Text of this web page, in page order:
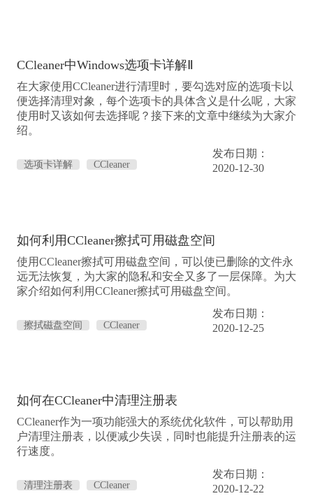
CCleaner中Windows选项卡详解Ⅱ
在大家使用CCleaner进行清理时，要勾选对应的选项卡以
便选择清理对象，每个选项卡的具体含义是什么呢，大家
使用时又该如何去选择呢？接下来的文章中继续为大家介
绍。
选项卡详解 CCleaner
发布日期：
2020-12-30
如何利用CCleaner擦拭可用磁盘空间
使用CCleaner擦拭可用磁盘空间，可以使已删除的文件永
远无法恢复，为大家的隐私和安全又多了一层保障。为大
家介绍如何利用CCleaner擦拭可用磁盘空间。
擦拭磁盘空间 CCleaner
发布日期：
2020-12-25
如何在CCleaner中清理注册表
CCleaner作为一项功能强大的系统优化软件，可以帮助用
户清理注册表，以便减少失误，同时也能提升注册表的运
行速度。
清理注册表 CCleaner
发布日期：
2020-12-22